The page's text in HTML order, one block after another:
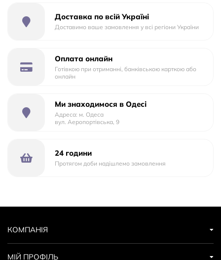
даст замерзнуть. До комплекту входять: дощовик,
надувні колеса; - передні поворотні колеса; - пружинна
амортизація; - гальмо стоянки; - 5-ти точкові ремені
безпеки; - регульована підніжка; - регульована спинка; -
Доставка по всій Україні
Доставимо ваше замовлення у всі регіони України
Оплата онлайн
Готівкою при отриманні, банківською карткою або
онлайн
Ми знаходимося в Одесі
Адреса: м. Одеса
вул. Аеропортівська, 9
24 години
Протягом доби надішлемо замовлення
КОМПАНІЯ
МІЙ ПРОФІЛЬ